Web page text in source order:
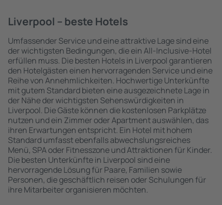
Liverpool – beste Hotels
Umfassender Service und eine attraktive Lage sind eine
der wichtigsten Bedingungen, die ein All-Inclusive-Hotel
erfüllen muss. Die besten Hotels in Liverpool garantieren
den Hotelgästen einen hervorragenden Service und eine
Reihe von Annehmlichkeiten. Hochwertige Unterkünfte
mit gutem Standard bieten eine ausgezeichnete Lage in
der Nähe der wichtigsten Sehenswürdigkeiten in
Liverpool. Die Gäste können die kostenlosen Parkplätze
nutzen und ein Zimmer oder Apartment auswählen, das
ihren Erwartungen entspricht. Ein Hotel mit hohem
Standard umfasst ebenfalls abwechslungsreiches
Menü, SPA oder Fitnesszone und Attraktionen für Kinder.
Die besten Unterkünfte in Liverpool sind eine
hervorragende Lösung für Paare, Familien sowie
Personen, die geschäftlich reisen oder Schulungen für
ihre Mitarbeiter organisieren möchten.